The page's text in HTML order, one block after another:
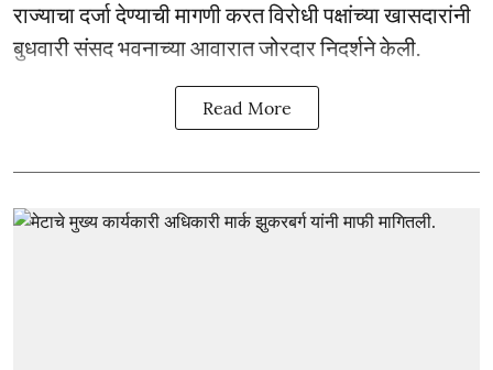
राज्याचा दर्जा देण्याची मागणी करत विरोधी पक्षांच्या खासदारांनी
बुधवारी संसद भवनाच्या आवारात जोरदार निदर्शने केली.
Read More